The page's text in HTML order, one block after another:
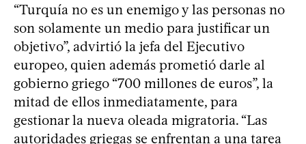
“Turquía no es un enemigo y las personas no
son solamente un medio para justificar un
objetivo”, advirtió la jefa del Ejecutivo
europeo, quien además prometió darle al
gobierno griego “700 millones de euros”, la
mitad de ellos inmediatamente, para
gestionar la nueva oleada migratoria. “Las
autoridades griegas se enfrentan a una tarea